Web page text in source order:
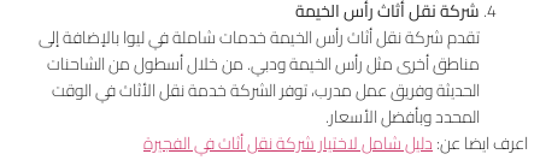
شركة نقل أثاث رأس الخيمة
تقدم شركة نقل أثاث رأس الخيمة خدمات شاملة في ليوا بالإضافة إلى
مناطق أخرى مثل رأس الخيمة ودبي. من خلال أسطول من الشاحنات
الحديثة وفريق عمل مدرب، توفر الشركة خدمة نقل الأثاث في الوقت
المحدد وبأفضل الأسعار.
اعرف ايضا عن:دليل شامل لاختيار شركة نقل أثاث في الفجيرة